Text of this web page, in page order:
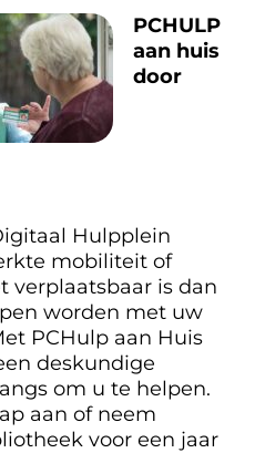
PCHULP
aan huis
door
Hulpplein
mobiliteit of
verplaatsbaar is dan
worden met uw
PCHulp aan Huis
deskundige
om u te helpen.
aan of neem
voor een jaar